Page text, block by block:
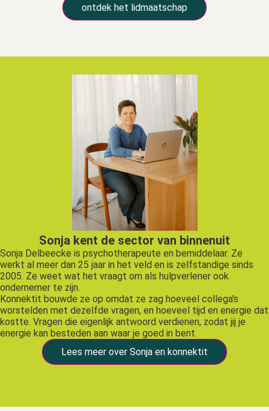
ontdek het lidmaatschap
Sonja kent de sector van binnenuit
Sonja Delbeecke is psychotherapeute en bemiddelaar. Ze
werkt al meer dan 25 jaar in het veld en is zelfstandige sinds
2005. Ze weet wat het vraagt om als hulpverlener ook
ondernemer te zijn.
Konnektit bouwde ze op omdat ze zag hoeveel collega's
worstelden met dezelfde vragen, en hoeveel tijd en energie dat
kostte. Vragen die eigenlijk antwoord verdienen, zodat jij je
energie kan besteden aan waar je goed in bent.
Lees meer over Sonja en konnektit